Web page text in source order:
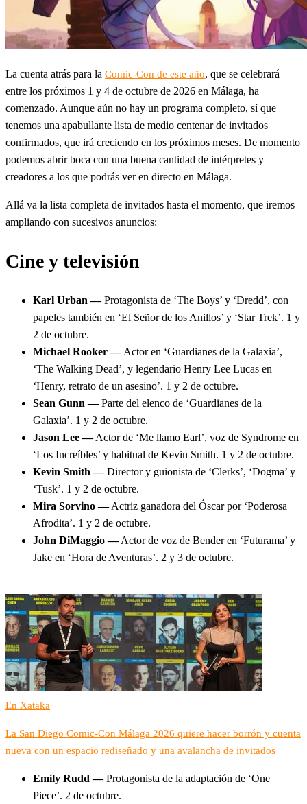
La cuenta atrás para la Comic-Con de este año, que se celebrará
entre los próximos 1 y 4 de octubre de 2026 en Málaga, ha
comenzado. Aunque aún no hay un programa completo, sí que
tenemos una apabullante lista de medio centenar de invitados
confirmados, que irá creciendo en los próximos meses. De momento
podemos abrir boca con una buena cantidad de intérpretes y
creadores a los que podrás ver en directo en Málaga.
Allá va la lista completa de invitados hasta el momento, que iremos
ampliando con sucesivos anuncios:
Cine y televisión
Karl Urban —Protagonista de ‘The Boys’ y ‘Dredd’, con
papeles también en ‘El Señor de los Anillos’ y ‘Star Trek’. 1 y
2 de octubre.
Michael Rooker —Actor en ‘Guardianes de la Galaxia’,
‘The Walking Dead’, y legendario Henry Lee Lucas en
‘Henry, retrato de un asesino’. 1 y 2 de octubre.
Sean Gunn —Parte del elenco de ‘Guardianes de la
Galaxia’. 1 y 2 de octubre.
Jason Lee —Actor de ‘Me llamo Earl’, voz de Syndrome en
‘Los Increíbles’ y habitual de Kevin Smith. 1 y 2 de octubre.
Kevin Smith —Director y guionista de ‘Clerks’, ‘Dogma’ y
‘Tusk’. 1 y 2 de octubre.
Mira Sorvino —Actriz ganadora del Óscar por ‘Poderosa
Afrodita’. 1 y 2 de octubre.
John DiMaggio —Actor de voz de Bender en ‘Futurama’ y
Jake en ‘Hora de Aventuras’. 2 y 3 de octubre.
En Xataka
La San Diego Comic-Con Málaga 2026 quiere hacer borrón y cuenta
nueva con un espacio rediseñado y una avalancha de invitados
Emily Rudd —Protagonista de la adaptación de ‘One
Piece’. 2 de octubre.